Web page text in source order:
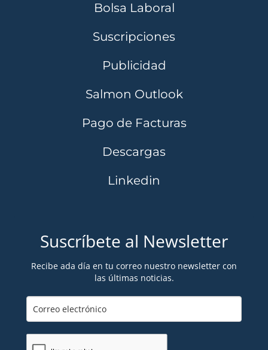
Bolsa Laboral
Suscripciones
Publicidad
Salmon Outlook
Pago de Facturas
Descargas
Linkedin
Suscríbete al Newsletter
Recibe ada día en tu correo nuestro newsletter con
las últimas noticias.